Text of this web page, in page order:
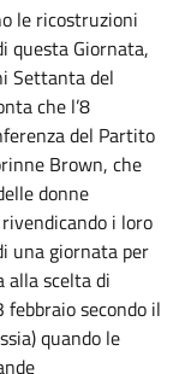
le ricostruzioni
questa Giornata,
Settanta del
che l’8
del Partito
Brown, che
donne
i loro
una giornata per
alla scelta di
febbraio secondo il
quando le